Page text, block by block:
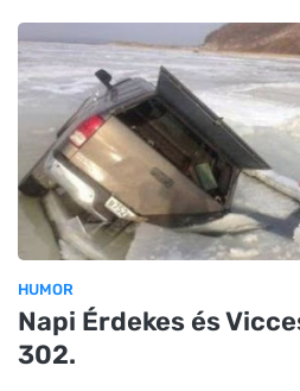
HUMOR
Napi Érdekes és
302.